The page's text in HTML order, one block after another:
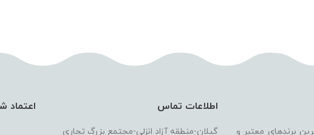
برندهای معتبر و
اطلاعات تماس
گیلان-منطقه آزاد انزلی-مجتمع بزرگ تجاری
اعتماد